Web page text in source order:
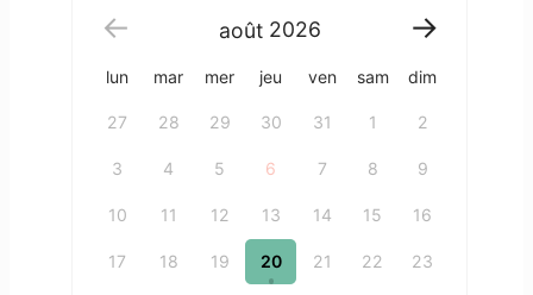
août 2026
lun mar mer jeu ven sam dim
27 28 29 30 31 1 2
3 4 5 6 7 8 9
10 11 12 13 14 15 16
17 18 19 20 21 22 23